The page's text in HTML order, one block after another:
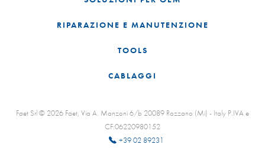
RIPARAZIONE E MANUTENZIONE
TOOLS
CABLAGGI
Faet Srl © 2026 Faet, Via A. Manzoni 6/b 20089 Rozzano (Mi) - Italy P.IVA e
CF:06220980152
+39 02 89231